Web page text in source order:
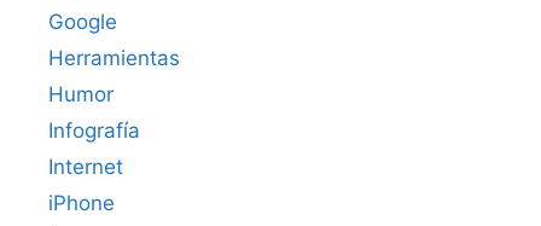
Google
Herramientas
Humor
Infografía
Internet
iPhone